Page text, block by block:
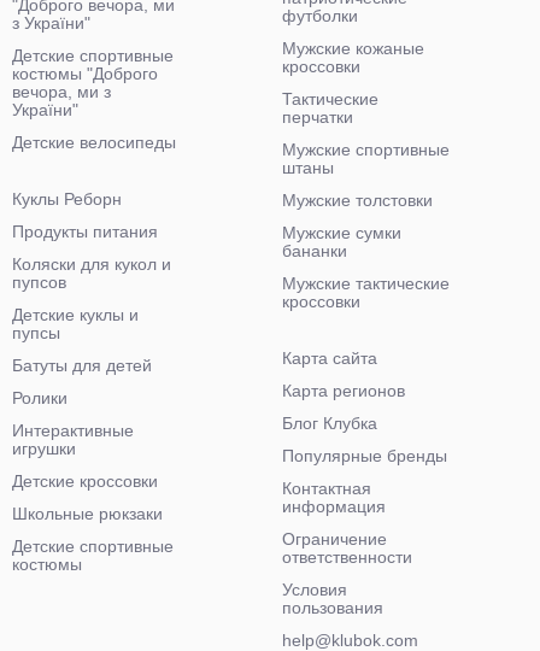
"Доброго вечора, ми
з України"
Детские спортивные
костюмы "Доброго
вечора, ми з
України"
Детские велосипеды
футболки
Мужские кожаные
кроссовки
Тактические
перчатки
Мужские спортивные
штаны
Мужские толстовки
Мужские сумки
бананки
Мужские тактические
кроссовки
Куклы Реборн
Продукты питания
Коляски для кукол и
пупсов
Детские куклы и
пупсы
Батуты для детей
Ролики
Интерактивные
игрушки
Детские кроссовки
Школьные рюкзаки
Детские спортивные
костюмы
Карта сайта
Карта регионов
Блог Клубка
Популярные бренды
Контактная
информация
Ограничение
ответственности
Условия
пользования
help@klubok.com